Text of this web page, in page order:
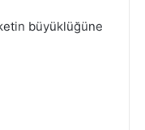
büyüklüğüne